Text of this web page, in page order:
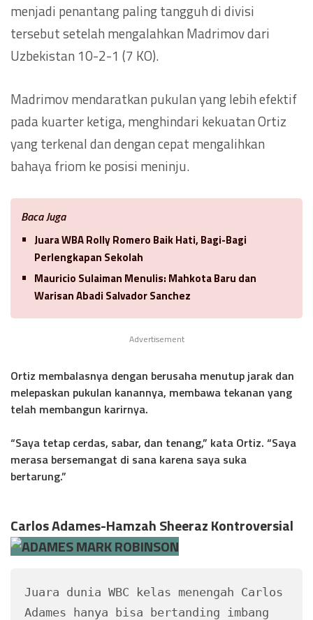
menjadi penantang paling tangguh di divisi
tersebut setelah mengalahkan Madrimov dari
Uzbekistan 10-2-1 (7 KO).
Madrimov mendaratkan pukulan yang lebih efektif
pada kuarter ketiga, menghindari kekuatan Ortiz
yang terkenal dan dengan cepat mengalihkan
bahaya friom ke posisi meninju.
Baca Juga
Juara WBA Rolly Romero Baik Hati, Bagi-Bagi
Perlengkapan Sekolah
Mauricio Sulaiman Menulis: Mahkota Baru dan
Warisan Abadi Salvador Sanchez
Advertisement
Ortiz membalasnya dengan berusaha menutup jarak dan
melepaskan pukulan kanannya, membawa tekanan yang
telah membangun karirnya.
“Saya tetap cerdas, sabar, dan tenang,” kata Ortiz. “Saya
merasa bersemangat di sana karena saya suka
bertarung.”
Carlos Adames-Hamzah Sheeraz Kontroversial
Juara dunia WBC kelas menengah Carlos
Adames hanya bisa bertanding imbang